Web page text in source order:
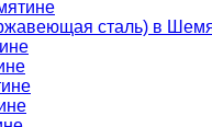
сталь) в